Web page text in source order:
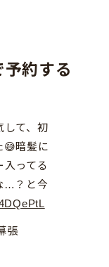
約する
して、初
😅暗髪に
入ってる
…？と今
張